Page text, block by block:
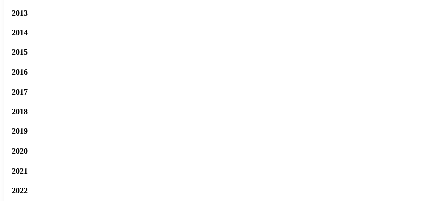
2013
2014
2015
2016
2017
2018
2019
2020
2021
2022